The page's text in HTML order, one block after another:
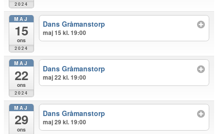
2024
MAJ
15
ons
2024
Dans Gråmanstorp
maj 15 kl. 19:00
MAJ
22
ons
2024
Dans Gråmanstorp
maj 22 kl. 19:00
MAJ
29
ons
Dans Gråmanstorp
maj 29 kl. 19:00